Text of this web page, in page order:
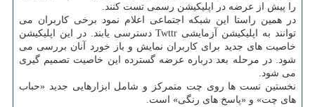
را پیش از عرضه در اپلیكیشن رسمی تست كنند.
در همین راستا این شبكه اجتماعی اعلام نمود برخی كاربران می
توانند به اپلیكیشن آزمایشی Twttr دسترسی یابند. در این اپلیكیشن
خاصیت های جدید برای كاربران نمایش و باز خورد آنان بررسی می
شود. در مرحله بعد درباره عرضه گسترده این خاصیت تصمیم گیری
می شود.
نخستین تست ها روی چت متمركز و شامل ابزارهایی جدید «حباب
های چت» و «پاسخ های رنگی» است.